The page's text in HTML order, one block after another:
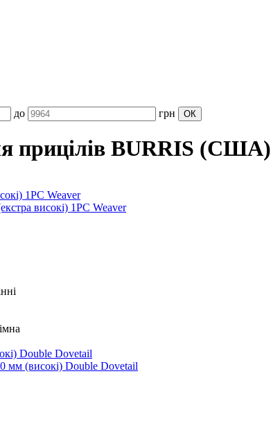
до грн
прицілів BURRIS (США)
1PC Weaver
Double Dovetail